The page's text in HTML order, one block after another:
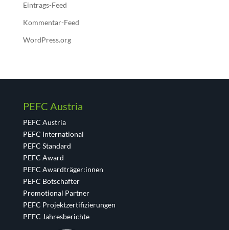
Eintrags-Feed
Kommentar-Feed
WordPress.org
PEFC Austria
PEFC Austria
PEFC International
PEFC Standard
PEFC Award
PEFC Awardträger:innen
PEFC Botschafter
Promotional Partner
PEFC Projektzertifizierungen
PEFC Jahresberichte